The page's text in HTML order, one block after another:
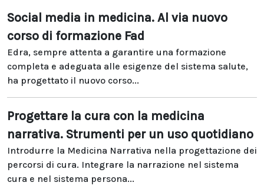
Social media in medicina. Al via nuovo
corso di formazione Fad
Edra, sempre attenta a garantire una formazione
completa e adeguata alle esigenze del sistema salute,
ha progettato il nuovo corso...
Progettare la cura con la medicina
narrativa. Strumenti per un uso quotidiano
Introdurre la Medicina Narrativa nella progettazione dei
percorsi di cura. Integrare la narrazione nel sistema
cura e nel sistema persona...